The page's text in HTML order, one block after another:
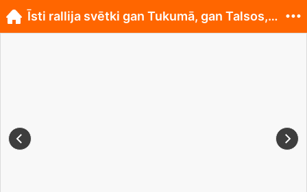
Īsti rallija svētki gan Tukumā, gan Talsos, gan...